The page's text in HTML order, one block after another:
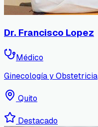
Dr. Francisco Lopez
Médico
Ginecología y Obstetricia
Quito
Destacado